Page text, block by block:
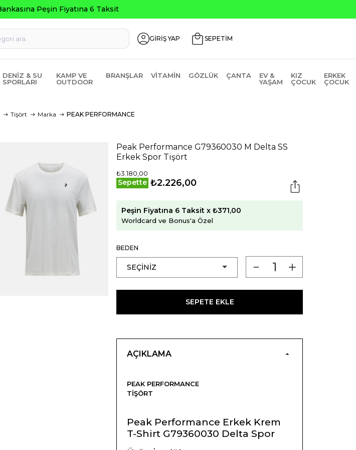
GİRİŞ YAP SEPETİM
DENIZ & SU
SPORLARI
KAMP VE
OUTDOOR
BRANŞLAR VITAMIN GÖZLÜK ÇANTA
EV &
YAŞAM
KIZ
ÇOCUK
ERKEK
ÇOCUK
Tişört Marka PEAK PERFORMANCE
Peak Performance G79360030 M Delta SS
Erkek Spor Tişört
₺3.180,00
Sepette ₺2.226,00
Peşin Fiyatına 6 Taksit x ₺371,00
Worldcard ve Bonus'a Özel
BEDEN
SEPETE EKLE
AÇIKLAMA
PEAK PERFORMANCE
TIŞÖRT
Peak Performance Erkek Krem
T-Shirt G79360030 Delta Spor